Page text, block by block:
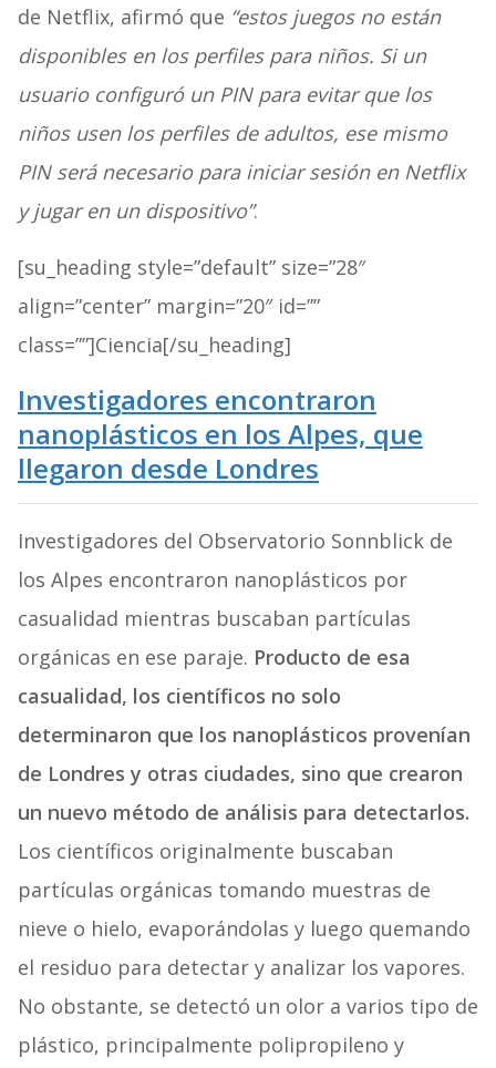
de Netflix, afirmó que “estos juegos no están
disponibles en los perfiles para niños. Si un
usuario configuró un PIN para evitar que los
niños usen los perfiles de adultos, ese mismo
PIN será necesario para iniciar sesión en Netflix
y jugar en un dispositivo”.
[su_heading style=”default” size=”28″
align=”center” margin=”20″ id=””
class=””]Ciencia[/su_heading]
Investigadores encontraron
nanoplásticos en los Alpes, que
llegaron desde Londres
Investigadores del Observatorio Sonnblick de
los Alpes encontraron nanoplásticos por
casualidad mientras buscaban partículas
orgánicas en ese paraje. Producto de esa
casualidad, los científicos no solo
determinaron que los nanoplásticos provenían
de Londres y otras ciudades, sino que crearon
un nuevo método de análisis para detectarlos.
Los científicos originalmente buscaban
partículas orgánicas tomando muestras de
nieve o hielo, evaporándolas y luego quemando
el residuo para detectar y analizar los vapores.
No obstante, se detectó un olor a varios tipo de
plástico, principalmente polipropileno y